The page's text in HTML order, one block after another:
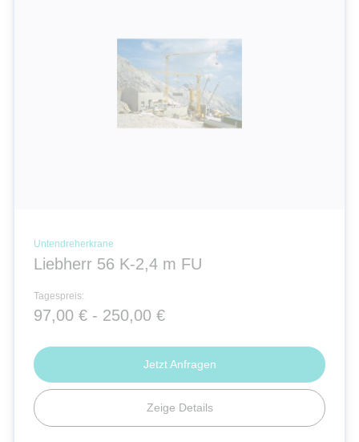
Untendreherkrane
Liebherr 56 K-2,4 m FU
Tagespreis:
97,00 € - 250,00 €
Zeige Details
Jetzt Anfragen